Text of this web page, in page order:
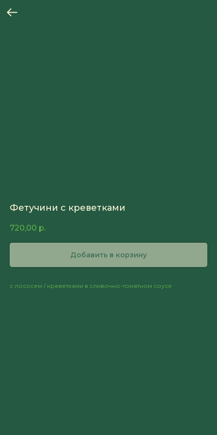
Фетучини с креветками
720,00 р.
Добавить в корзину
с лососем / креветками в сливочно-томатном соусе